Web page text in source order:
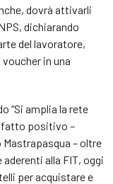
dovrà attivarli
dichiarando
del lavoratore,
in una
“Si amplia la rete
fatto positivo –
– oltre
alla FIT, oggi
per acquistare e